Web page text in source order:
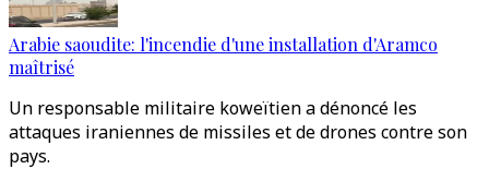
Arabie saoudite: l'incendie d'une installation d'Aramco
maîtrisé
Un responsable militaire koweïtien a dénoncé les
attaques iraniennes de missiles et de drones contre son
pays.